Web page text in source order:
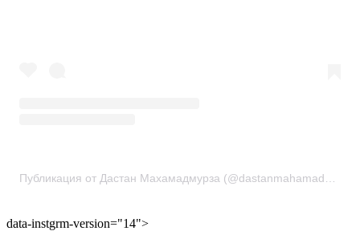
Публикация от Дастан Махамадмурза (@dastanmahamadmurza)
data-instgrm-version="14">